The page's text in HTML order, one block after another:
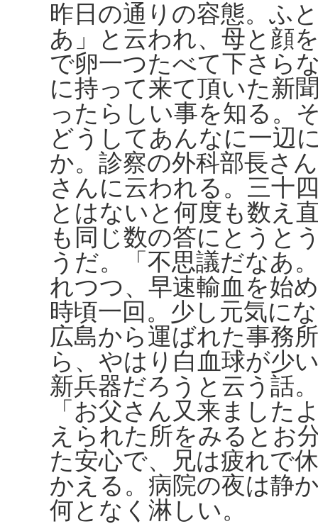
昨日の通りの容態。ふ
あ」と云われ、母と顔
で卵一つたべて下さら
に持って来て頂いた新
ったらしい事を知る。
どうしてあんなに一辺
か。診察の外科部長さ
さんに云われる。三十
とはないと何度も数え
も同じ数の答にとうと
うだ。「不思議だなあ
れつつ、早速輸血を始
時頃一回。少し元気に
広島から運ばれた事務
ら、やはり白血球が少
新兵器だろうと云う話
「お父さん又来ました
えられた所をみるとお
た安心で、兄は疲れで
かえる。病院の夜は静
何となく淋しい。